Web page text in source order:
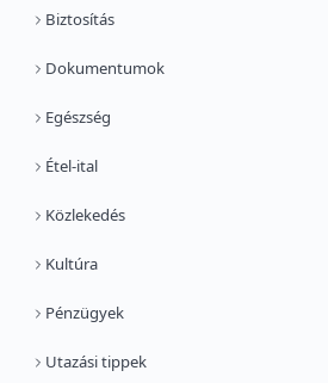
Biztosítás
Dokumentumok
Egészség
Étel-ital
Közlekedés
Kultúra
Pénzügyek
Utazási tippek